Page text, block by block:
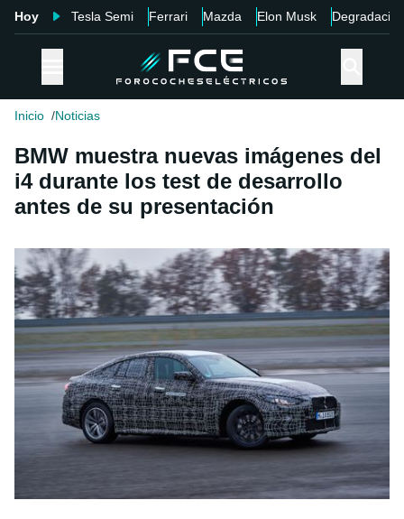
Hoy Tesla Semi Ferrari Mazda Elon Musk Degradación
Inicio Noticias
BMW muestra nuevas imágenes del
i4 durante los test de desarrollo
antes de su presentación